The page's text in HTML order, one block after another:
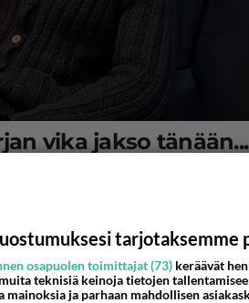
vika jakso
on koukussa?
haastattelussa.
tarjotaksemme
osapuolen toimittajat (73) keräävät
teknisiä keinoja tietojen
ja parhaan mahdollisen